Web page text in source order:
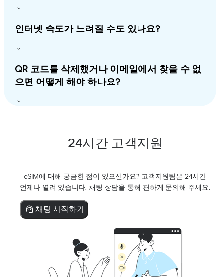
인터넷 속도가 느려질 수도 있나요?
QR 코드를 삭제했거나 이메일에서 찾을 수 없
으면 어떻게 해야 하나요?
24시간 고객지원
eSIM에 대해 궁금한 점이 있으신가요? 고객지원팀은 24시간
언제나 열려 있습니다. 채팅 상담을 통해 편하게 문의해 주세요.
채팅 시작하기